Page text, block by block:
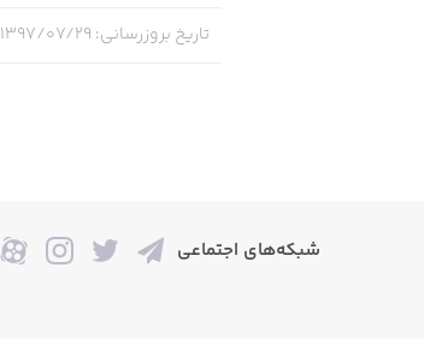
تاریخ بروزرسانی: ۱۳۹۷/۰۷/۲۹
شبکه‌های اجتماعی